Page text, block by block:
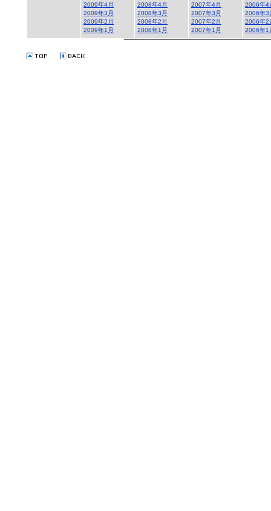
2009年4月
2009年3月
2009年2月
2009年1月
2008年4月
2008年3月
2008年2月
2008年1月
2007年4月
2007年3月
2007年2月
2007年1月
2006年4
2006年3
2006年2
2006年1